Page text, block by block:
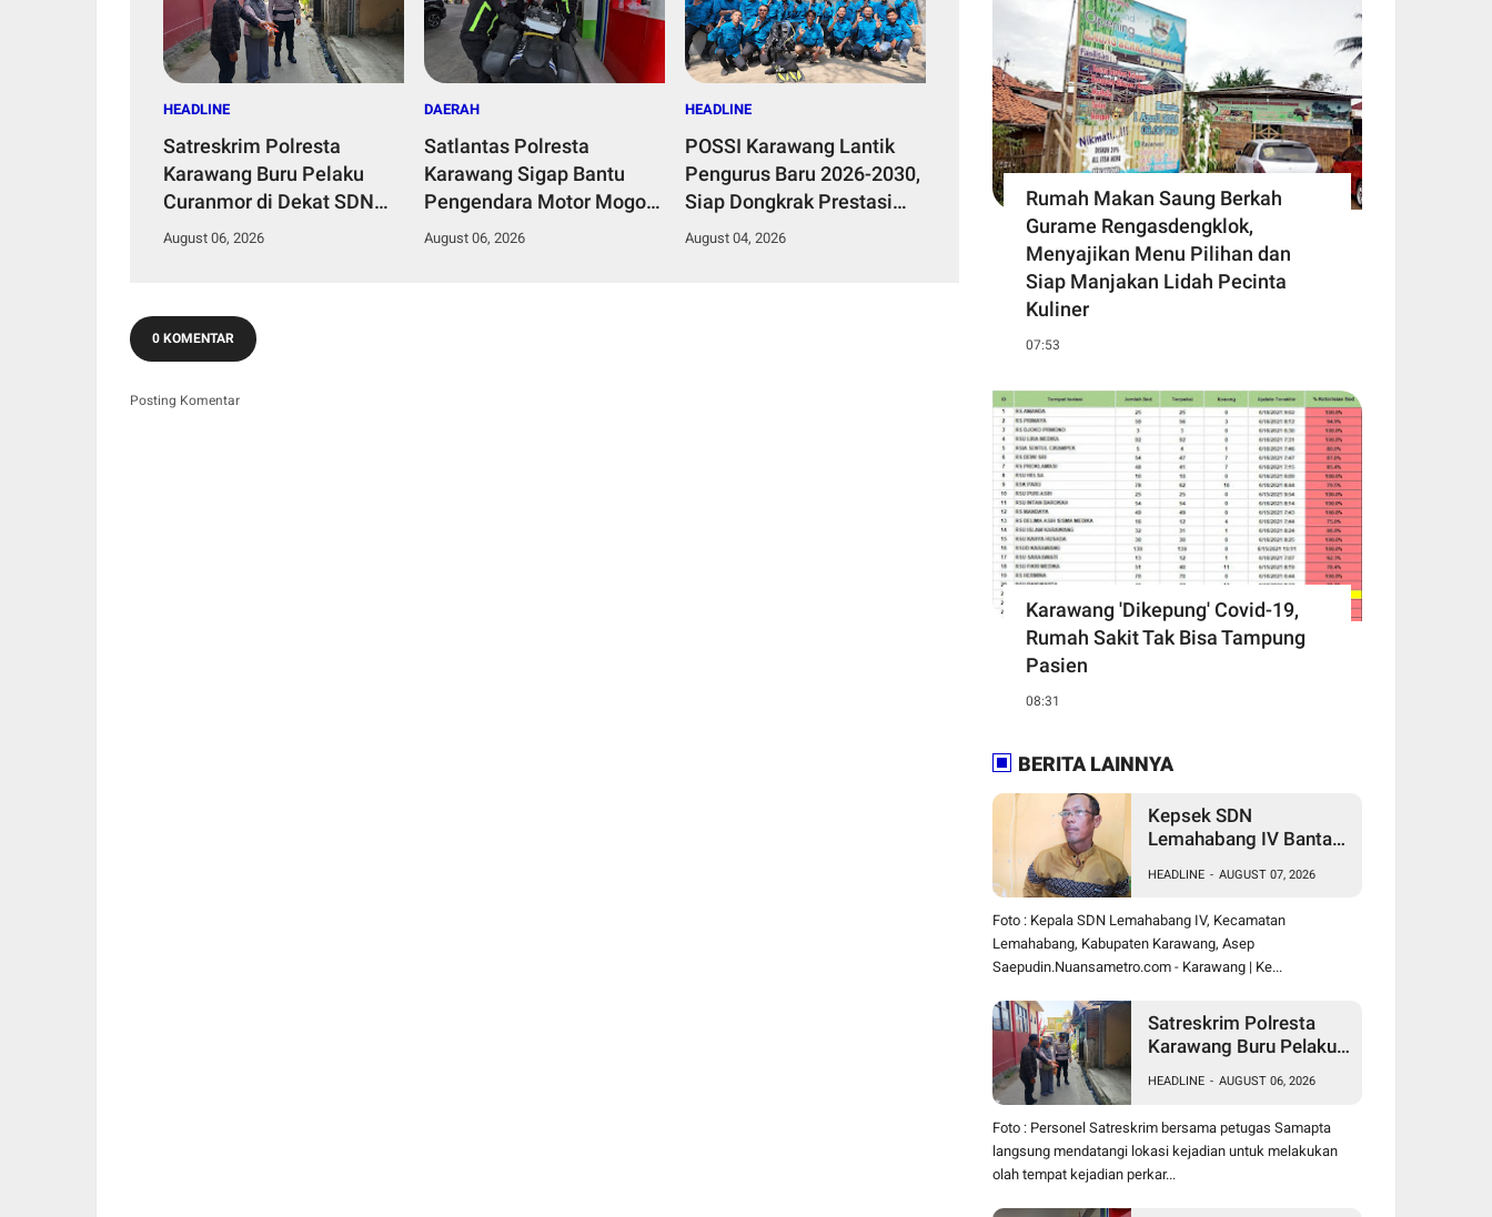
HEADLINE
Satreskrim Polresta
Karawang Buru Pelaku
Curanmor di Dekat SDN
Palumbonsari I, Korban
August 06, 2026
DAERAH
Satlantas Polresta
Karawang Sigap Bantu
Pengendara Motor Mogok,
Polisi Humanis Tuai
August 06, 2026
HEADLINE
POSSI Karawang Lantik
Pengurus Baru 2026-2030,
Siap Dongkrak Prestasi
dan Kawal Kelestarian
August 04, 2026
0 KOMENTAR
Posting Komentar
Rumah Makan Saung Berkah
Gurame Rengasdengklok,
Menyajikan Menu Pilihan dan
Siap Manjakan Lidah Pecinta
Kuliner
07:53
Karawang 'Dikepung' Covid-19,
Rumah Sakit Tak Bisa Tampung
Pasien
08:31
BERITA LAINNYA
Kepsek SDN
Lemahabang IV Bantah
Tahunan, Sebut Dana
Perbaikan Jalan Gang
Murni Inisiatif Wali
Murid
HEADLINE - AUGUST 07, 2026
Foto : Kepala SDN Lemahabang IV, Kecamatan
Lemahabang, Kabupaten Karawang, Asep
Saepudin.Nuansametro.com - Karawang | Ke...
Satreskrim Polresta
Karawang Buru Pelaku
Palumbonsari I, Korban
Rugi Rp19 Juta
HEADLINE - AUGUST 06, 2026
Foto : Personel Satreskrim bersama petugas Samapta
langsung mendatangi lokasi kejadian untuk melakukan
olah tempat kejadian perkar...